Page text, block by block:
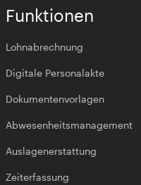
Funktionen
Lohnabrechnung
Digitale Personalakte
Dokumentenvorlagen
Abwesenheitsmanagement
Auslagenerstattung
Zeiterfassung